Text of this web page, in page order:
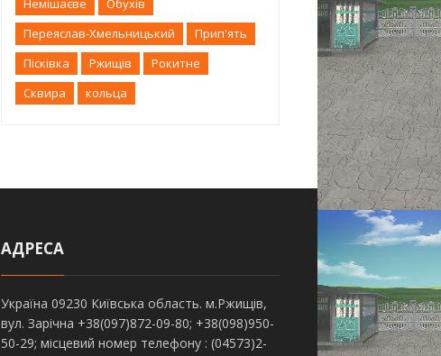
Немішаєве
Обухів
Переяслав-Хмельницький
Прип'ять
Пісківка
Ржищів
Рокитне
Сквира
кольца
АДРЕСА
Україна 09230 Київська область. м.Ржищів,
вул. Зарічна +38(097)872-09-80; +38(098)950-
50-29; місцевий номер телефону : (04573)2-